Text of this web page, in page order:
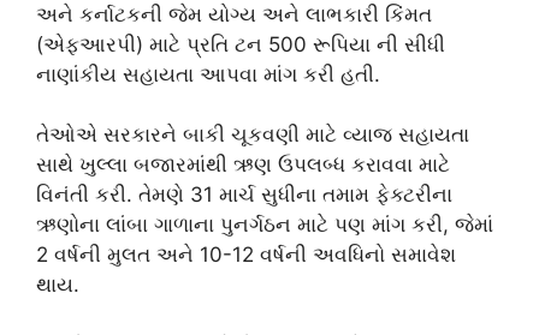
અને કર્નાટકની જેમ યોગ્ય અને લાભકારી કિંમત
(એફઆરપી) માટે પ્રતિ ટન 500 રૂપિયા ની સીધી
નાણાંકીય સહાયતા આપવા માંગ કરી હતી.
તેઓએ સરકારને બાકી ચૂકવણી માટે વ્યાજ સહાયતા
સાથે ખુલ્લા બજારમાંથી ઋણ ઉપલબ્ધ કરાવવા માટે
વિનંતી કરી. તેમણે 31 માર્ચ સુધીના તમામ ફેક્ટરીના
ઋણોના લાંબા ગાળાના પુનર્ગઠન માટે પણ માંગ કરી, જેમાં
2 વર્ષની મુલત અને 10-12 વર્ષની અવધિનો સમાવેશ
થાય.